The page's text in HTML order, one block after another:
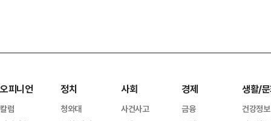
오피니언
칼럼
정치
청와대
사회
사건사고
경제
금융
생활/
건강정보